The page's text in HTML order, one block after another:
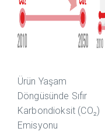
Ürün Yaşam
Döngüsünde Sıfır
Karbondioksit (CO₂)
Emisyonu